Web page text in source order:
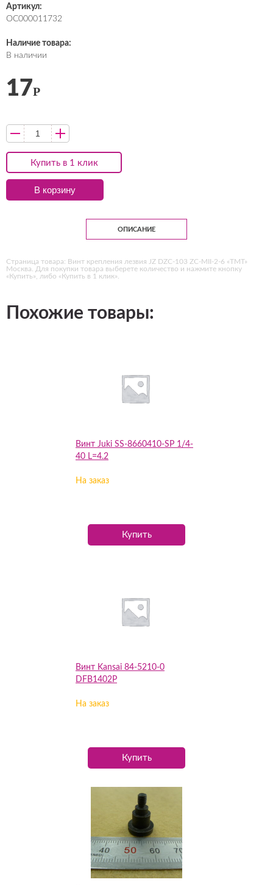
Артикул:
ОС000011732
Наличие товара:
В наличии
Купить в 1 клик
17Р
В корзину
ОПИСАНИЕ
Страница товара: Винт крепления лезвия JZ DZC-103 ZC-MII-2-6 «ТМТ»
Москва. Для покупки товара выберете количество и нажмите кнопку
«Купить», либо «Купить в 1 клик».
Похожие товары:
Винт Juki SS-8660410-SP 1/4-
40 L=4.2
На заказ
Купить
Винт Kansai 84-5210-0
DFB1402P
На заказ
Купить